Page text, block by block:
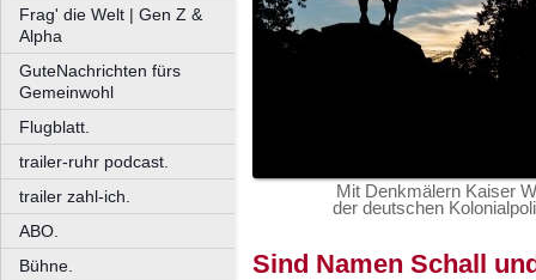
Frag' die Welt | Gen Z &
Alpha
GuteNachrichten fürs
Gemeinwohl
Flugblatt.
trailer-ruhr podcast.
trailer zahl-ich.
ABO.
Bühne.
Mit Denkmälern Kaiser
der deutschen
Sind Namen Schall